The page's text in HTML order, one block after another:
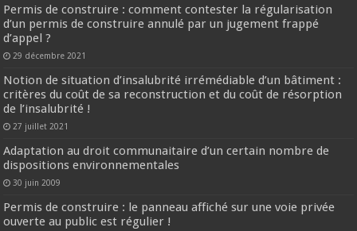
Permis de construire : comment contester la régularisation
d’un permis de construire annulé par un jugement frappé
d’appel ?
29 décembre 2021
Notion de situation d’insalubrité irrémédiable d’un bâtiment :
critères du coût de sa reconstruction et du coût de résorption
de l’insalubrité !
27 juillet 2021
Adaptation au droit communaitaire d’un certain nombre de
dispositions environnementales
30 juin 2009
Permis de construire : le panneau affiché sur une voie privée
ouverte au public est régulier !